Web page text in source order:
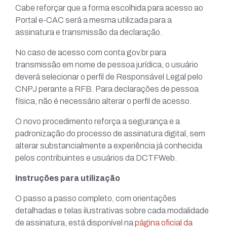
Cabe reforçar que a forma escolhida para acesso ao
Portal e-CAC será a mesma utilizada para a
assinatura e transmissão da declaração.
No caso de acesso com conta gov.br para
transmissão em nome de pessoa jurídica, o usuário
deverá selecionar o perfil de Responsável Legal pelo
CNPJ perante a RFB. Para declarações de pessoa
física, não é necessário alterar o perfil de acesso.
O novo procedimento reforça a segurança e a
padronização do processo de assinatura digital, sem
alterar substancialmente a experiência já conhecida
pelos contribuintes e usuários da DCTFWeb.
Instruções para utilização
O passo a passo completo, com orientações
detalhadas e telas ilustrativas sobre cada modalidade
de assinatura, está disponível na página oficial da